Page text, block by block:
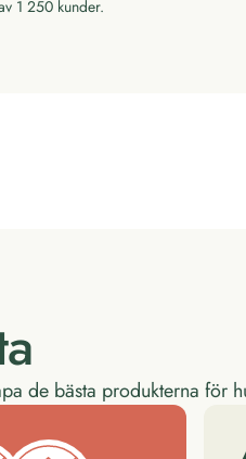
1 250 kunder.
de bästa produkterna för